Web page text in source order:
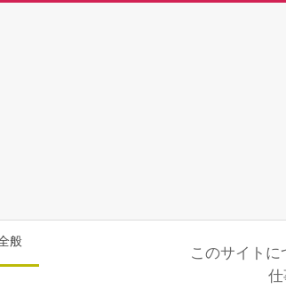
般 このサイトに